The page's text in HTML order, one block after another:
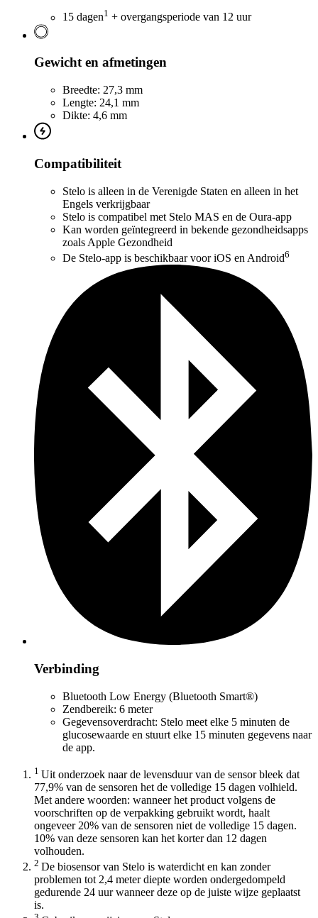
15 dagen1 + overgangsperiode van 12 uur
Gewicht en afmetingen
Breedte: 27,3 mm
Lengte: 24,1 mm
Dikte: 4,6 mm
Compatibiliteit
Stelo is alleen in de Verenigde Staten en alleen in het
Engels verkrijgbaar
Stelo is compatibel met Stelo MAS en de Oura-app
Kan worden geïntegreerd in bekende gezondheidsapps
zoals Apple Gezondheid
De Stelo-app is beschikbaar voor iOS en Android6
Verbinding
Bluetooth Low Energy (Bluetooth Smart®)
Zendbereik: 6 meter
Gegevensoverdracht: Stelo meet elke 5 minuten de
glucosewaarde en stuurt elke 15 minuten gegevens naar
de app.
1 Uit onderzoek naar de levensduur van de sensor bleek dat
77,9% van de sensoren het de volledige 15 dagen volhield.
Met andere woorden: wanneer het product volgens de
voorschriften op de verpakking gebruikt wordt, haalt
ongeveer 20% van de sensoren niet de volledige 15 dagen.
10% van deze sensoren kan het korter dan 12 dagen
volhouden.
2 De biosensor van Stelo is waterdicht en kan zonder
problemen tot 2,4 meter diepte worden ondergedompeld
gedurende 24 uur wanneer deze op de juiste wijze geplaatst
is.